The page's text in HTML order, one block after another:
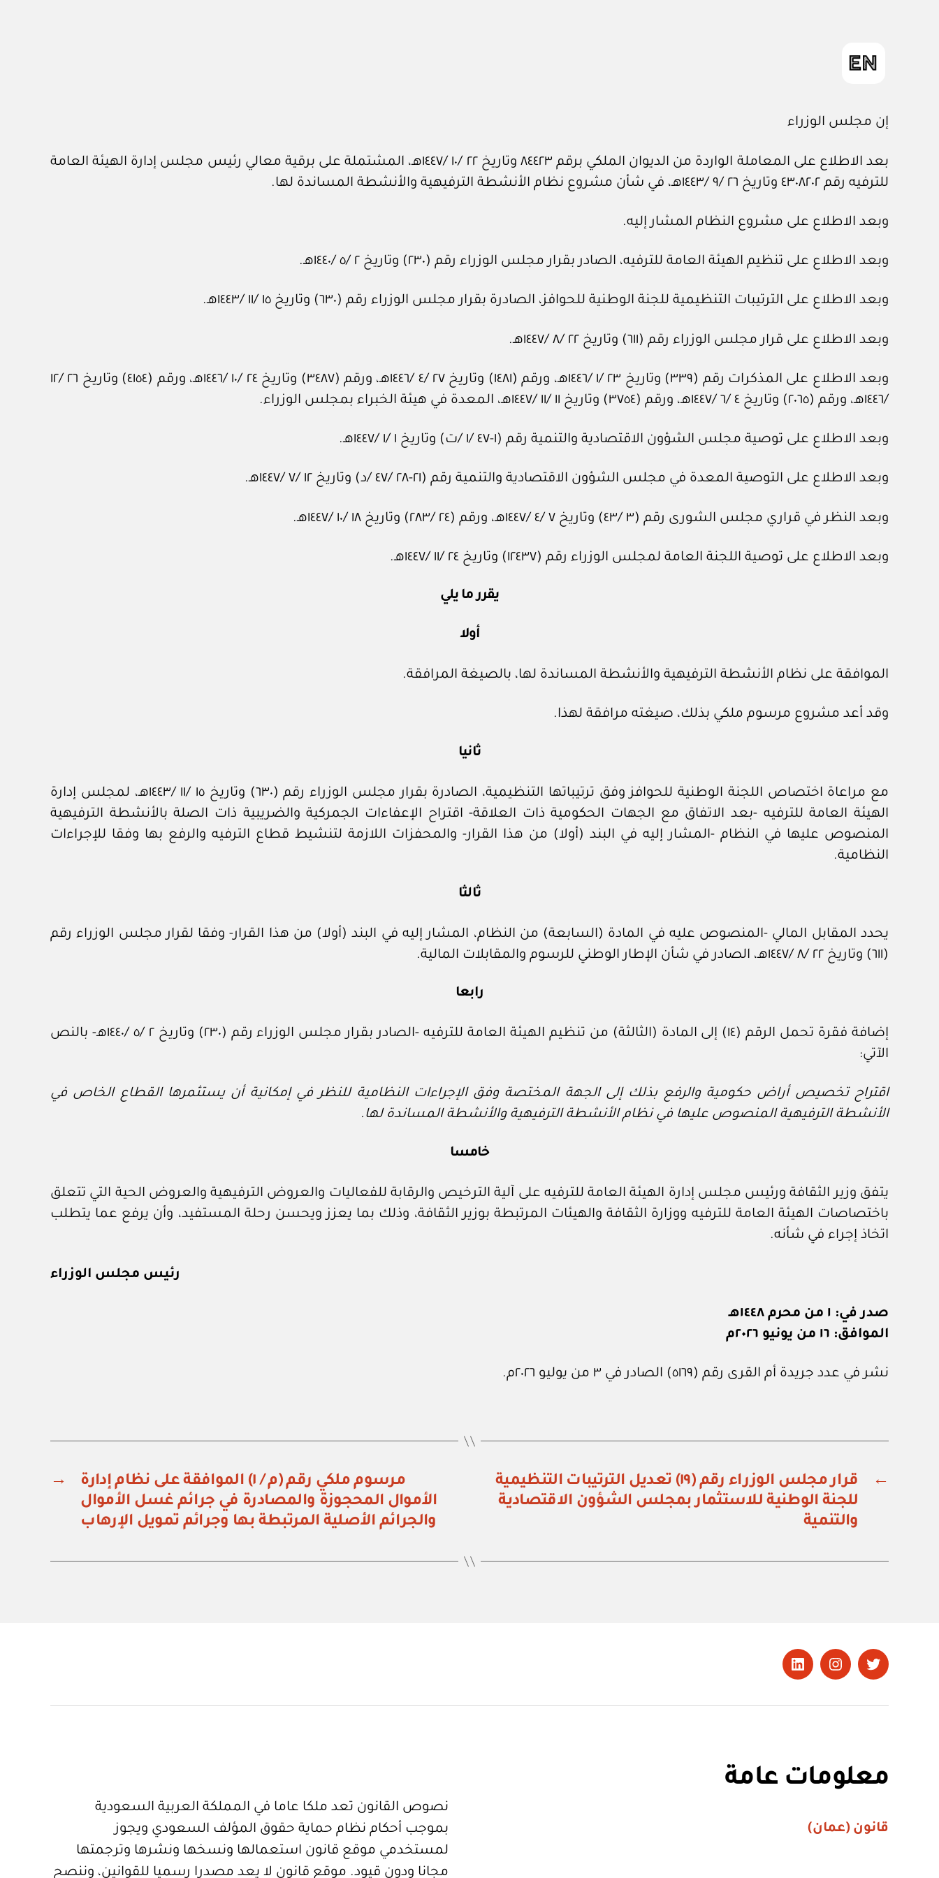
إن مجلس الوزراء
بعد الاطلاع على المعاملة الواردة من الديوان الملكي برقم ٨٤٤٢٣ وتاريخ ٢٢ /‏١٠‏ /١٤٤٧هـ، المشتملة على برقية معالي رئيس مجلس إدارة الهيئة العامة
للترفيه رقم ٤٣٠٨٢٠٢ وتاريخ ٢٦ /‏٩‏ /١٤٤٣هـ، في شأن مشروع نظام الأنشطة الترفيهية والأنشطة المساندة لها.
وبعد الاطلاع على مشروع النظام المشار إليه.
وبعد الاطلاع على تنظيم الهيئة العامة للترفيه، الصادر بقرار مجلس الوزراء رقم (٢٣٠) وتاريخ ٢ /‏٥‏ /١٤٤٠هـ.
وبعد الاطلاع على الترتيبات التنظيمية للجنة الوطنية للحوافز، الصادرة بقرار مجلس الوزراء رقم (٦٣٠) وتاريخ ١٥ /‏١١‏ /١٤٤٣هـ.
وبعد الاطلاع على قرار مجلس الوزراء رقم (٦١١) وتاريخ ٢٢ /‏٨‏ /١٤٤٧هـ.
/١٤٤٦هـ، ورقم (٢٠٦٥) وتاريخ ٤ /‏٦‏ /١٤٤٧هـ، ورقم (٣٧٥٤) وتاريخ ١١ /‏١١‏ /١٤٤٧هـ، المعدة في هيئة الخبراء بمجلس الوزراء.
وبعد الاطلاع على توصية مجلس الشؤون الاقتصادية والتنمية رقم (١‏-٤٧ /١ /ت) وتاريخ ١ /‏١‏ /١٤٤٧هـ.
وبعد الاطلاع على التوصية المعدة في مجلس الشؤون الاقتصادية والتنمية رقم (٢١‏-٢٨ /‏٤٧‏ /د) وتاريخ ١٢ /‏٧‏ /١٤٤٧هـ.
وبعد النظر في قراري مجلس الشورى رقم (٣ /٤٣) وتاريخ ٧ /‏٤‏ /١٤٤٧هـ، ورقم (٢٤ /٢٨٣) وتاريخ ١٨ /‏١٠‏ /١٤٤٧هـ.
وبعد الاطلاع على توصية اللجنة العامة لمجلس الوزراء رقم (١٢٤٣٧) وتاريخ ٢٤ /‏١١‏ /١٤٤٧هـ.
يقرر ما يلي
أولا
الموافقة على نظام الأنشطة الترفيهية والأنشطة المساندة لها، بالصيغة المرافقة.
وقد أعد مشروع مرسوم ملكي بذلك، صيغته مرافقة لهذا.
ثانيا
مع مراعاة اختصاص اللجنة الوطنية للحوافز وفق ترتيباتها التنظيمية، الصادرة بقرار مجلس الوزراء رقم (٦٣٠) وتاريخ ١٥ /‏١١‏ /١٤٤٣هـ، لمجلس إدارة
الهيئة العامة للترفيه -بعد الاتفاق مع الجهات الحكومية ذات العلاقة- اقتراح الإعفاءات الجمركية والضريبية ذات الصلة بالأنشطة الترفيهية
المنصوص عليها في النظام -المشار إليه في البند (أولا) من هذا القرار- والمحفزات اللازمة لتنشيط قطاع الترفيه والرفع بها وفقا للإجراءات
النظامية.
ثالثا
يحدد المقابل المالي -المنصوص عليه في المادة (السابعة) من النظام، المشار إليه في البند (أولا) من هذا القرار- وفقا لقرار مجلس الوزراء رقم
(٦١١) وتاريخ ٢٢ /‏٨‏ /١٤٤٧هـ، الصادر في شأن الإطار الوطني للرسوم والمقابلات المالية.
رابعا
إضافة فقرة تحمل الرقم (١٤) إلى المادة (الثالثة) من تنظيم الهيئة العامة للترفيه -الصادر بقرار مجلس الوزراء رقم (٢٣٠) وتاريخ ٢ /‏٥‏ /١٤٤٠هـ- بالنص
الآتي:
اقتراح تخصيص أراض حكومية والرفع بذلك إلى الجهة المختصة وفق الإجراءات النظامية للنظر في إمكانية أن يستثمرها القطاع الخاص في
الأنشطة الترفيهية المنصوص عليها في نظام الأنشطة الترفيهية والأنشطة المساندة لها.
خامسا
يتفق وزير الثقافة ورئيس مجلس إدارة الهيئة العامة للترفيه على آلية الترخيص والرقابة للفعاليات والعروض الترفيهية والعروض الحية التي تتعلق
باختصاصات الهيئة العامة للترفيه ووزارة الثقافة والهيئات المرتبطة بوزير الثقافة، وذلك بما يعزز ويحسن رحلة المستفيد، وأن يرفع عما يتطلب
اتخاذ إجراء في شأنه.
رئيس مجلس الوزراء
صدر في: ١ من محرم ١٤٤٨هـ
الموافق: ١٦ من يونيو ٢٠٢٦م
نشر في عدد جريدة أم القرى رقم (٥١٦٩) الصادر في ٣ من يوليو ٢٠٢٦م.
←
قرار مجلس الوزراء رقم (١٩) تعديل الترتيبات التنظيمية
للجنة الوطنية للاستثمار بمجلس الشؤون الاقتصادية
والتنمية
→
مرسوم ملكي رقم (م / ١) الموافقة على نظام إدارة
الأموال المحجوزة والمصادرة في جرائم غسل الأموال
والجرائم الأصلية المرتبطة بها وجرائم تمويل الإرهاب
تويتر Instagram
LinkedIn
معلومات عامة
قانون (عمان)
نصوص القانون تعد ملكا عاما في المملكة العربية السعودية
بموجب أحكام نظام حماية حقوق المؤلف السعودي ويجوز
لمستخدمي موقع قانون استعمالها ونسخها ونشرها وترجمتها
مجانا ودون قيود. موقع قانون لا يعد مصدرا رسميا للقوانين، وننصح